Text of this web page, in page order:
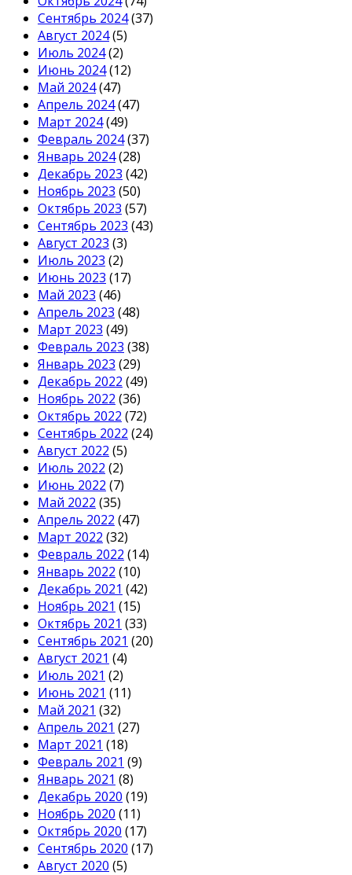
Сентябрь 2024(37)
Август 2024(5)
Июль 2024(2)
Июнь 2024(12)
Май 2024(47)
Апрель 2024(47)
Март 2024(49)
Февраль 2024(37)
Январь 2024(28)
Декабрь 2023 (42)
Ноябрь 2023 (50)
Октябрь 2023 (57)
Сентябрь 2023 (43)
Август 2023 (3)
Июль 2023 (2)
Июнь 2023 (17)
Май 2023 (46)
Апрель 2023 (48)
Март 2023 (49)
Февраль 2023 (38)
Январь 2023 (29)
Декабрь 2022 (49)
Ноябрь 2022 (36)
Октябрь 2022 (72)
Сентябрь 2022 (24)
Август 2022 (5)
Июль 2022 (2)
Июнь 2022 (7)
Май 2022 (35)
Апрель 2022 (47)
Март 2022 (32)
Февраль 2022 (14)
Январь 2022 (10)
Декабрь 2021 (42)
Ноябрь 2021 (15)
Октябрь 2021 (33)
Сентябрь 2021 (20)
Август 2021 (4)
Июль 2021 (2)
Июнь 2021 (11)
Май 2021 (32)
Апрель 2021 (27)
Март 2021 (18)
Февраль 2021 (9)
Январь 2021 (8)
Декабрь 2020 (19)
Ноябрь 2020 (11)
Октябрь 2020 (17)
Сентябрь 2020 (17)
Август 2020 (5)